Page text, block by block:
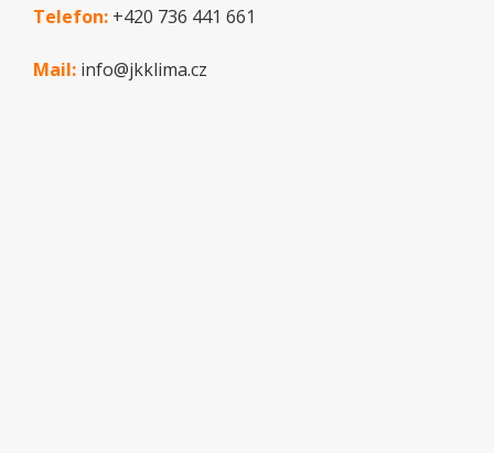
Telefon: +420 736 441 661
Mail: info@jkklima.cz